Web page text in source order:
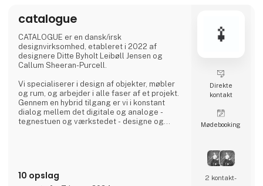
catalogue
CATALOGUE er en dansk/irsk
designvirksomhed, etableret i 2022 af
designere Ditte Byholt Leibøll Jensen og
Callum Sheeran-Purcell.
Vi specialiserer i design af objekter, møbler
og rum, og arbejder i alle faser af et projekt.
Gennem en hybrid tilgang er vi i konstant
dialog mellem det digitale og analoge -
tegnestuen og værkstedet - designe og
betydning.
10 opslag
Direkte
kontakt
Møde­booking
2 kontakt­